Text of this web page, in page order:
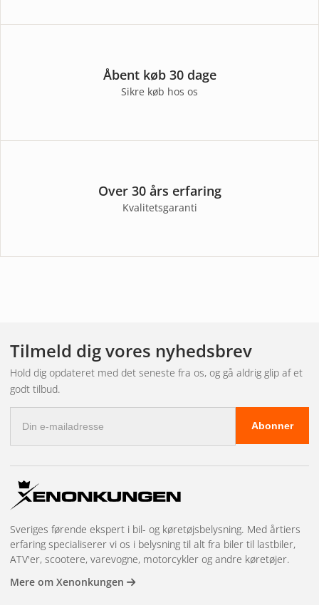
Åbent køb 30 dage
Sikre køb hos os
Over 30 års erfaring
Kvalitetsgaranti
Tilmeld dig vores nyhedsbrev
Hold dig opdateret med det seneste fra os, og gå aldrig glip af et
godt tilbud.
mail-
adresse
Abonner
Sveriges førende ekspert i bil- og køretøjsbelysning. Med årtiers
erfaring specialiserer vi os i belysning til alt fra biler til lastbiler,
ATV'er, scootere, varevogne, motorcykler og andre køretøjer.
Mere om Xenonkungen